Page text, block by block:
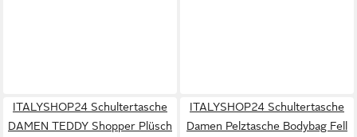
ITALYSHOP24 Schultertasche
DAMEN TEDDY Shopper Plüsch
ITALYSHOP24 Schultertasche
Damen Pelztasche Bodybag Fell